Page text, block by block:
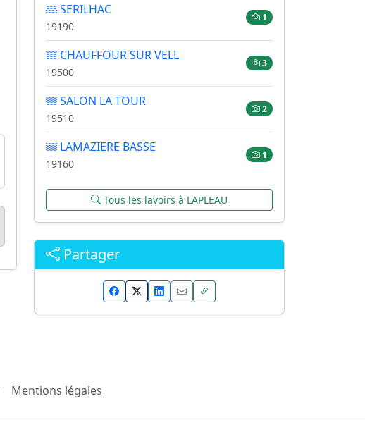
SERILHAC
19190
1
CHAUFFOUR SUR VELL
19500
3
SALON LA TOUR
19510
2
LAMAZIERE BASSE
19160
1
Tous les lavoirs à LAPLEAU
Partager
Mentions légales